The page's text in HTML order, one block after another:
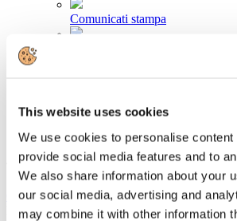
This website uses cookies
We use cookies to personalise content
provide social media features and to
We also share information about your
our social media, advertising and
may combine it with other information
Comunicati stampa
Articoli e Interviste
Contatti
Tel. +39 320 57 80 986
Email segreteria@federturismo.it
Come aderire
Login